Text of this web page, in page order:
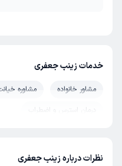
خدمات زینب جعفری
مشاور خانواده مشاوره
درمان استرس و اضطراب
نظرات درباره زینب جعفری